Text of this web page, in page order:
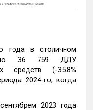
года в столичном
36 759 ДДУ
средств (-35,8%
2024-го, когда
2023 года